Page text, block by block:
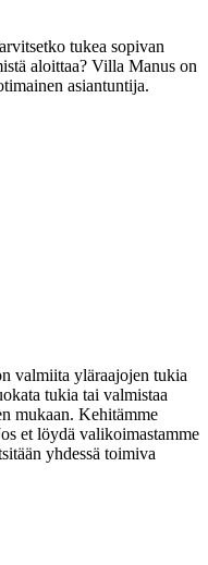
tukea sopivan
aloittaa? Villa Manus on
asiantuntija.
valmiita yläraajojen tukia
tukia tai valmistaa
mukaan. Kehitämme
et löydä valikoimastamme
yhdessä toimiva